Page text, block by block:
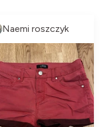
Naemi roszczyk